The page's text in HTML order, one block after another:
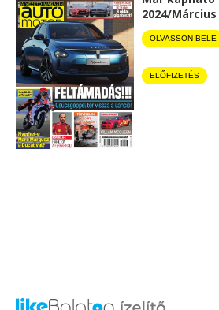
2024/
OLVASSON BELE
ELŐFIZETÉS